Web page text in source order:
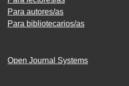
Para autores/as
Para bibliotecarios/as
Open Journal Systems